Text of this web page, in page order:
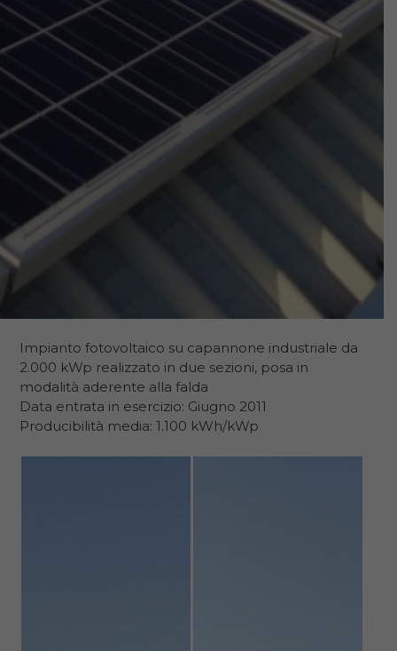
Impianto fotovoltaico su capannone industriale da
2.000 kWp realizzato in due sezioni, posa in
modalità aderente alla falda
Data entrata in esercizio: Giugno 2011
Producibilità media: 1.100 kWh/kWp